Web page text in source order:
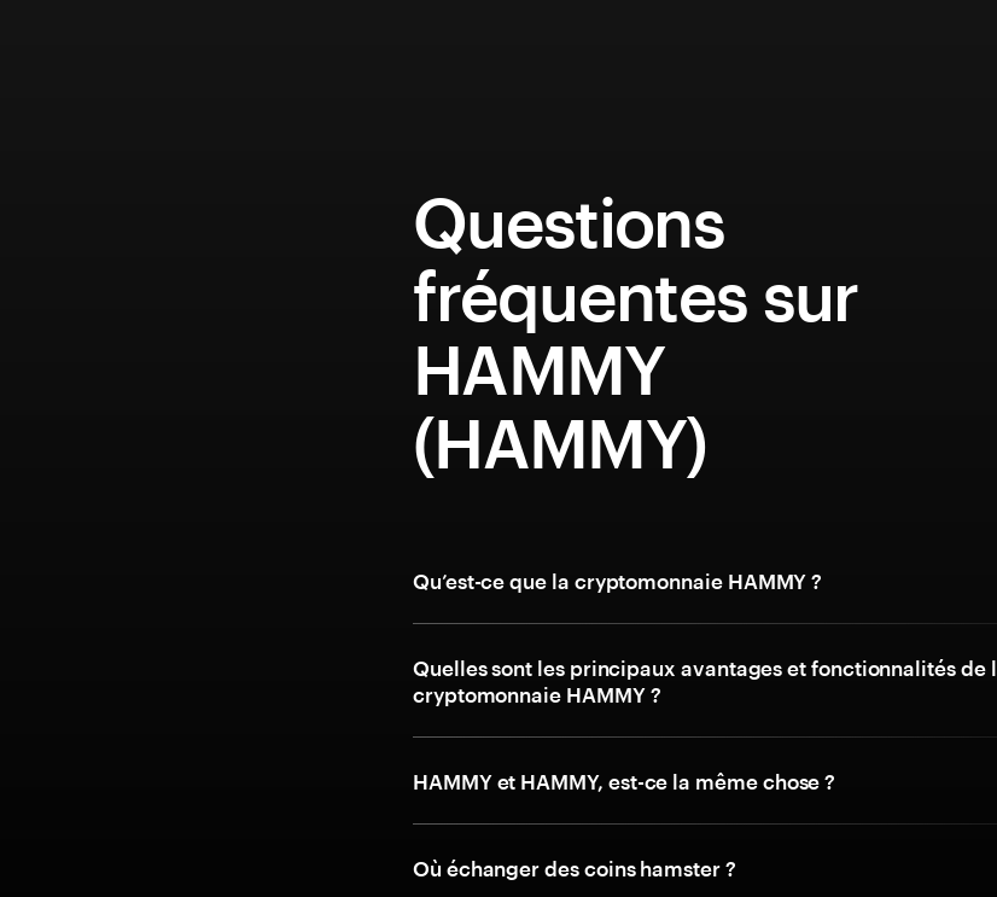
Questions
fréquentes sur
HAMMY
(HAMMY)
Qu’est-ce que la cryptomonnaie HAMMY ?
Quelles sont les principaux avantages et fonctionnalités de
cryptomonnaie HAMMY ?
HAMMY et HAMMY, est-ce la même chose ?
Où échanger des coins hamster ?